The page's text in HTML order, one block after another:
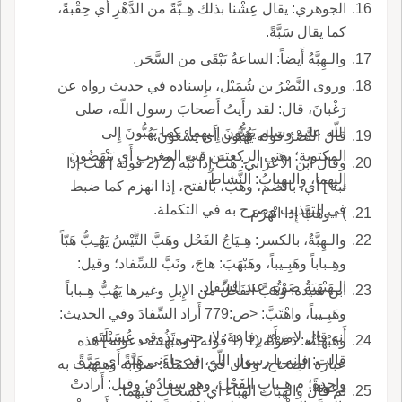
الجوهري: يقال عِشْنا بذلك هِـبَّةً من الدَّهْرِ أَي حِقْبةً،
كما يقال سَبَّةً.
والـهِبَّةُ أَيضاً: الساعةُ تَبْقَى من السَّحَر.
وروى النَّضْرُ بن شُمَيْل، بإِسناده في حديث رواه عن
رَغْبانَ، قال: لقد رأَيتُ أَصحابَ رسول اللّه، صلى
اللّه عليه وسلم يَهُبُّونَ إِليهما، كما يَهُبُّونَ إِلى
المكتوبة؛ يعني الركعتين قب المغرب أَي يَنْهَضُونَ
إِليهما، والـهِبابُ: النَّشاطُ.
قال النَّضْرُ قوله يَهُبُّون أَي يَسْعَوْنَ.
وقال ابن الأَعرابي: هُبَّ إِذا نُبِّه (2 (2 قوله [ هب إذا
نبه ] أي، بالضم، وهب، بالفتح، إذا انهزم كما ضبط
في التهذيب وصرح به في التكملة.
) ، وهَبَّ إِذا انْهَزَمَ.
والـهِبَّةُ، بالكسر: هِـيَاجُ الفَحْل وهَبَّ التَّيْسُ يَهُـِبُّ هَبّاً
وهِـباباً وهَبِـيباً، وهَبْهَبَ: هاجَ، ونَبَّ للسِّفاد؛ وقيل:
الـهَبْهَبَةُ صَوْتُه عند السِّفادِ.
ابن سيده: وهَبَّ الفَحْلُ من الإِبلِ وغيرها يَهُبُّ هِـباباً
وهَبِـيباً، واهْتَبَّ: <ص:779 أَراد السِّفادَ وفي الحديث:
أَنه قال لامرأَة رِفاعةَ: لا، حتى تَذُوقي عُسَيْلَتَه
قالت: فإِنه يا رسول اللّه، قد جاءَني هَبَّةً أَي مَرَّةً
واحدةً؛ م هِـبابِ الفَحْل، وهو سِفادُه؛ وقيل: أَرادتْ
وهَبْهَبْتُه: دَعَوْتُه (1 (1 قوله [ وهبهبته دعوته ] هذه
عبارة الصحاح، وقال في التكملة: صوابه وهبهبت به
دعوته.
ثم قال والهباب الهباء أي كسحاب فيهما.